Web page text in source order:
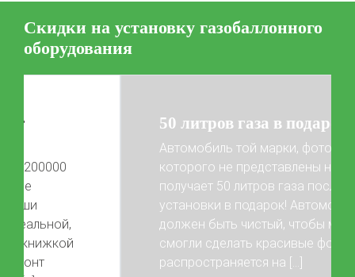
Цена на установку ГБО
Калькулятор выгоды ГБО Калькулятор топлива
Техобслуживание ГБО
Чистка и регулировка форсунок
Замена датчика давления
Установка редуктора
Регистрация ГБО в ГИБДД
Штрафы в 2026 году
Документы для регистрации
Свидетельство на ГБО
Скидки на установку газобаллонного
оборудования
50 литров газа в подарок!
Автомобиль той марки, фото
которого не представлены на сайте,
получает 50 литров газа после
установки в подарок! Автомобиль
должен быть чистый, чтобы мы
смогли сделать красивые фото) Акция
распространяется на […]
Previous Next